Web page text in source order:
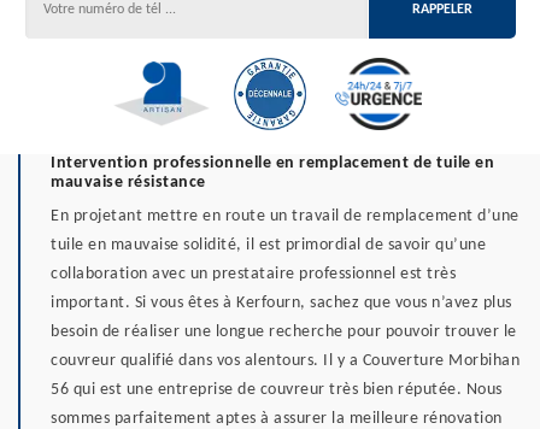
Intervention professionnelle en remplacement de tuile en
mauvaise résistance
En projetant mettre en route un travail de remplacement d’une
tuile en mauvaise solidité, il est primordial de savoir qu’une
collaboration avec un prestataire professionnel est très
important. Si vous êtes à Kerfourn, sachez que vous n’avez plus
besoin de réaliser une longue recherche pour pouvoir trouver le
couvreur qualifié dans vos alentours. Il y a Couverture Morbihan
56 qui est une entreprise de couvreur très bien réputée. Nous
sommes parfaitement aptes à assurer la meilleure rénovation